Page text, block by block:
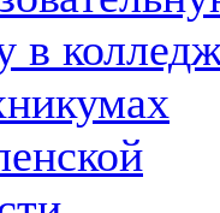
в